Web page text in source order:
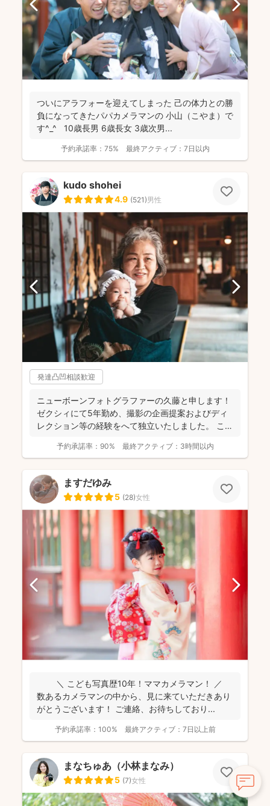
ついにアラフォーを迎えてしまった 己の体力との勝
負になってきたパパカメラマンの 小山（こやま）で
す^_^ 10歳長男 6歳長女 3歳次男...
予約承諾率： 75% 最終アクティブ： 7日以内
kudo shohei
4.9 (521)男性
発達凸凹相談歓迎
ニューボーンフォトグラファーの久藤と申します！
ゼクシィにて5年勤め、撮影の企画提案およびディ
レクション等の経験をへて独立いたしました。 これ
予約承諾率： 90% 最終アクティブ： 3時間以内
ますだゆみ
5 (28)女性
＼ こども写真歴10年！ママカメラマン！ ／
数あるカメラマンの中から、見に来ていただきあり
がとうございます！ ご連絡、お待ちしており...
予約承諾率： 100% 最終アクティブ： 7日以上前
まなちゅあ（小林まなみ）
5 (7)女性